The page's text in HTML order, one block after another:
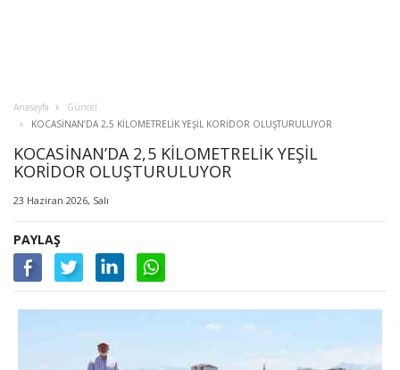
Anasayfa
Güncel
KOCASİNAN’DA 2,5 KİLOMETRELİK YEŞİL KORİDOR OLUŞTURULUYOR
KOCASİNAN’DA 2,5 KİLOMETRELİK YEŞİL
KORİDOR OLUŞTURULUYOR
23 Haziran 2026, Salı
PAYLAŞ